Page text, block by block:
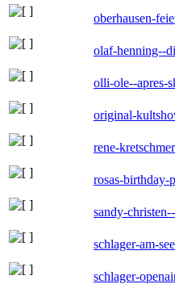
oberhausen-
olaf-henning--
olli-ole--apres-
original-
rene-
rosas-birthday-
sandy-
schlager-am-
schlager-